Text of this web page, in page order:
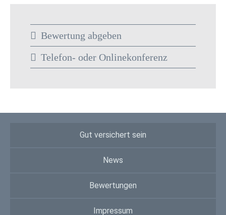
Bewertung abgeben
Telefon- oder Onlinekonferenz
Gut versichert sein
News
Bewertungen
Impressum